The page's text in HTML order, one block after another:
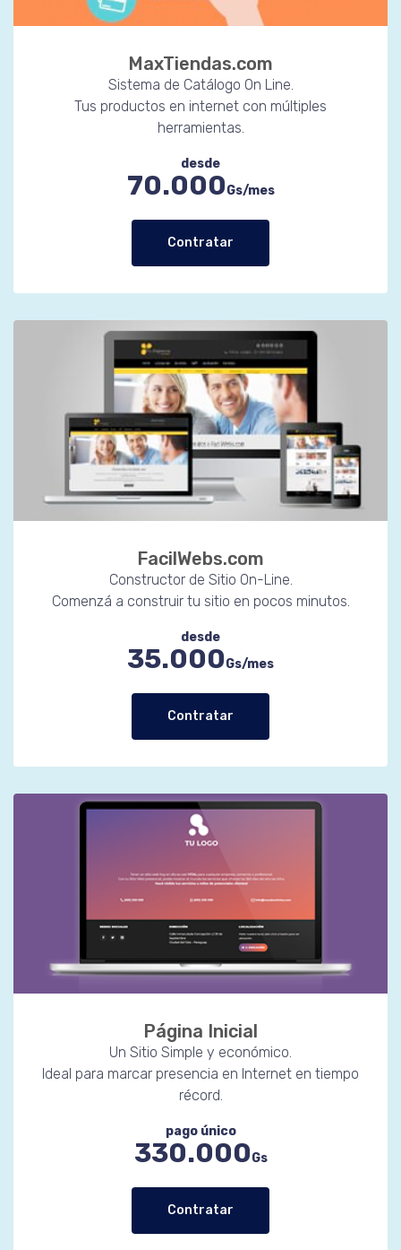
MaxTiendas.com
Sistema de Catálogo On Line.
Tus productos en internet con múltiples
herramientas.
desde
70.000Gs/mes
Contratar
FacilWebs.com
Constructor de Sitio On-Line.
Comenzá a construir tu sitio en pocos minutos.
desde
35.000Gs/mes
Contratar
Página Inicial
Un Sitio Simple y económico.
Ideal para marcar presencia en Internet en tiempo
récord.
pago único
330.000Gs
Contratar